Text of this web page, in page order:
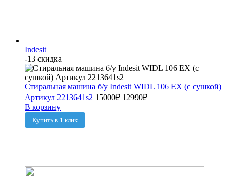
Indesit
-13 скидка
Стиральная машина б/у Indesit WIDL 106 EX (с сушкой)
Артикул 2213641s2 15000₽ 12990₽
В корзину
Купить в 1 клик